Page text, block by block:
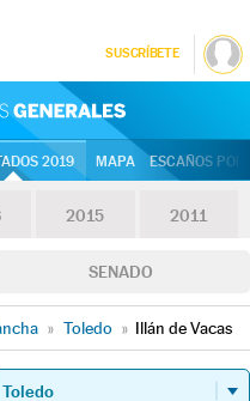
SUSCRÍBETE
2019 MAPA ESCAÑOS
2015 2011
SENADO
» Toledo » Illán de Vacas